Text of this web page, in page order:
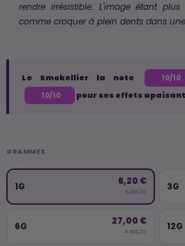
rendre irrésistible. L'image étant
comme croquer à plein dents dans
Le Smokellier la note 10/10
10/10 pour ses effets
GRAMMES
1G 6,20 €
6.20€/G 3G
6G 27,00 €
4.50€/G 12G